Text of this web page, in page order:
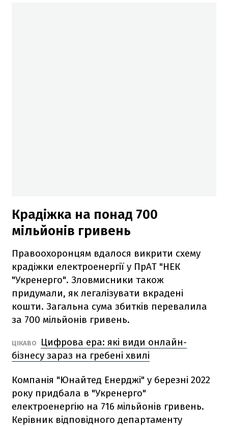
Крадіжка на понад 700
мільйонів гривень
Правоохоронцям вдалося викрити схему
крадіжки електроенергії у ПрАТ "НЕК
"Укренерго". Зловмисники також
придумали, як легалізувати вкрадені
кошти. Загальна сума збитків перевалила
за 700 мільйонів гривень.
ЦІКАВО
Цифрова ера: які види онлайн-
бізнесу зараз на гребені хвилі
Компанія "Юнайтед Енерджі" у березні 2022
року придбала в "Укренерго"
електроенергію на 716 мільйонів гривень.
Керівник відповідного департаменту